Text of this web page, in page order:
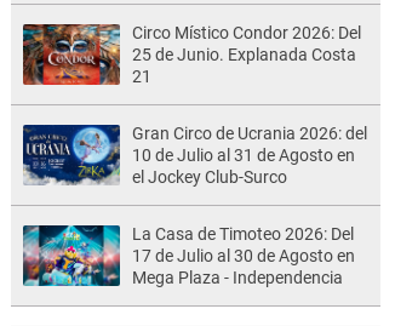
Circo Místico Condor 2026: Del
25 de Junio. Explanada Costa
21
Gran Circo de Ucrania 2026: del
10 de Julio al 31 de Agosto en
el Jockey Club-Surco
La Casa de Timoteo 2026: Del
17 de Julio al 30 de Agosto en
Mega Plaza - Independencia